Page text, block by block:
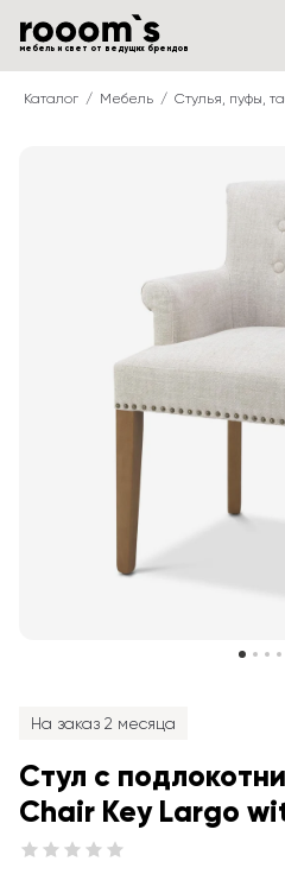
мебель и свет от ведущих брендов
Каталог Мебель Стулья, пуфы,
На заказ 2 месяца
Стул с
Chair Key Largo